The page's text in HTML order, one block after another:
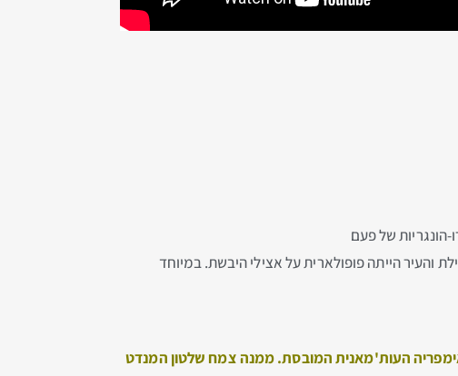
של פעם
והעיר הייתה פופולארית על אצילי היבשת. במיוחד
העות'מאנית המובסת. ממנה צמח שלטון המנדט